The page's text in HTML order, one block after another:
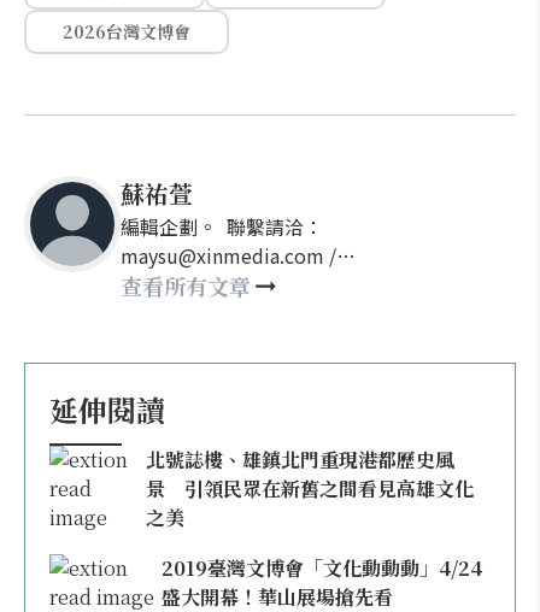
2026台灣文博會
蘇祐萱
編輯企劃。 聯繫請洽：
maysu@xinmedia.com /
may860527@gmail.com
查看所有文章
延伸閱讀
北號誌樓、雄鎮北門重現港都歷史風
景 引領民眾在新舊之間看見高雄文化
之美
2019臺灣文博會「文化動動動」4/24
盛大開幕！華山展場搶先看